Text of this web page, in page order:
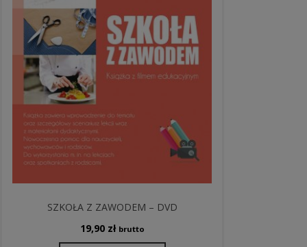
SZKOŁA Z ZAWODEM – DVD
19,90 zł brutto